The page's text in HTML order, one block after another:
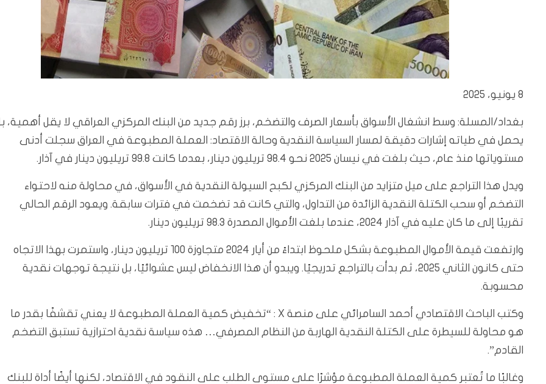
8 يونيو، 2025
بغداد/المسلة: وسط انشغال الأسواق بأسعار الصرف والتضخم، برز رقم جديد من البنك المركزي العراقي لا يقل أهمية،
يحمل في طياته إشارات دقيقة لمسار السياسة النقدية وحالة الاقتصاد: العملة المطبوعة في العراق سجلت أدنى
مستوياتها منذ عام، حيث بلغت في نيسان 2025 نحو 98.4 تريليون دينار، بعدما كانت 99.8 تريليون دينار في آذار.
ويدل هذا التراجع على ميل متزايد من البنك المركزي لكبح السيولة النقدية في الأسواق، في محاولة منه لاحتواء
التضخم أو سحب الكتلة النقدية الزائدة من التداول، والتي كانت قد تضخمت في فترات سابقة. ويعود الرقم الحالي
تقريبًا إلى ما كان عليه في آذار 2024، عندما بلغت الأموال المصدرة 98.3 تريليون دينار.
وارتفعت قيمة الأموال المطبوعة بشكل ملحوظ ابتداءً من أيار 2024 متجاوزة 100 تريليون دينار، واستمرت بهذا الاتجاه
حتى كانون الثاني 2025، ثم بدأت بالتراجع تدريجيًا. ويبدو أن هذا الانخفاض ليس عشوائيًا، بل نتيجة توجهات نقدية
محسوبة.
وكتب الباحث الاقتصادي أحمد السامرائي على منصة X : “تخفيض كمية العملة المطبوعة لا يعني تقشفًا بقدر ما
هو محاولة للسيطرة على الكتلة النقدية الهاربة من النظام المصرفي… هذه سياسة نقدية احترازية تستبق التضخم
القادم”.
وغالبًا ما تُعتبر كمية العملة المطبوعة مؤشرًا على مستوى الطلب على النقود في الاقتصاد، لكنها أيضًا أداة للبنك